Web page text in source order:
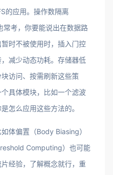
的应用。操作数隔离
常考，你要能说出在数据路
时不被使用时，插入门控
减少动态功耗。存储器低
访问、按需刷新这些策
具体模块，比如一个滤波
怎么应用这些方法的。
体偏置（Body Biasing）
Computing）也可能
经验，了解概念就行，重